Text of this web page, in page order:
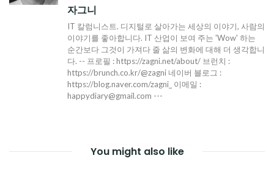
자그니
IT 칼럼니스트. 디지털로 살아가는 세상의 이야기, 사람의
이야기를 좋아합니다. IT 산업이 보여 주는 'Wow' 하는
순간보다 그것이 가져다 줄 삶의 변화에 대해 더 생각합니
다. -- 프로필 : https://zagni.net/about/ 브런치 :
https://brunch.co.kr/@zagni 네이버 블로그 :
https://blog.naver.com/zagni_ 이메일 :
happydiary@gmail.com ---
You might also like